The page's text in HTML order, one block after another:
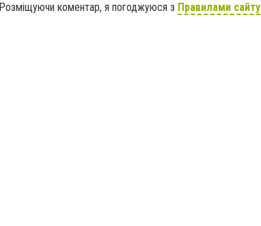
Розміщуючи коментар, я погоджуюся з Правилами сайту